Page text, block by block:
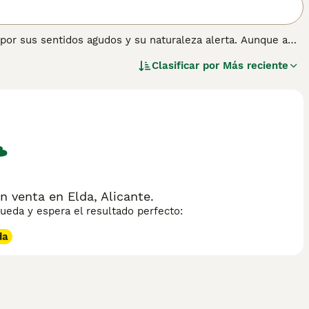
sus sentidos agudos y su naturaleza alerta. Aunque a
son orgullosos y tranquilos y, cuando son criados
Clasificar por Más reciente
venta en Elda, Alicante.
y espera el resultado perfecto: